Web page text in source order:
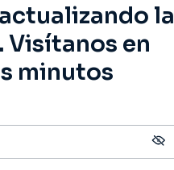
la
Visítanos en
minutos